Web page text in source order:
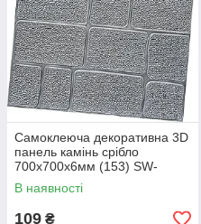
Самоклеюча декоративна 3D
панель камінь срібло
700х700х6мм (153) SW-
00000187
В наявності
109 ₴